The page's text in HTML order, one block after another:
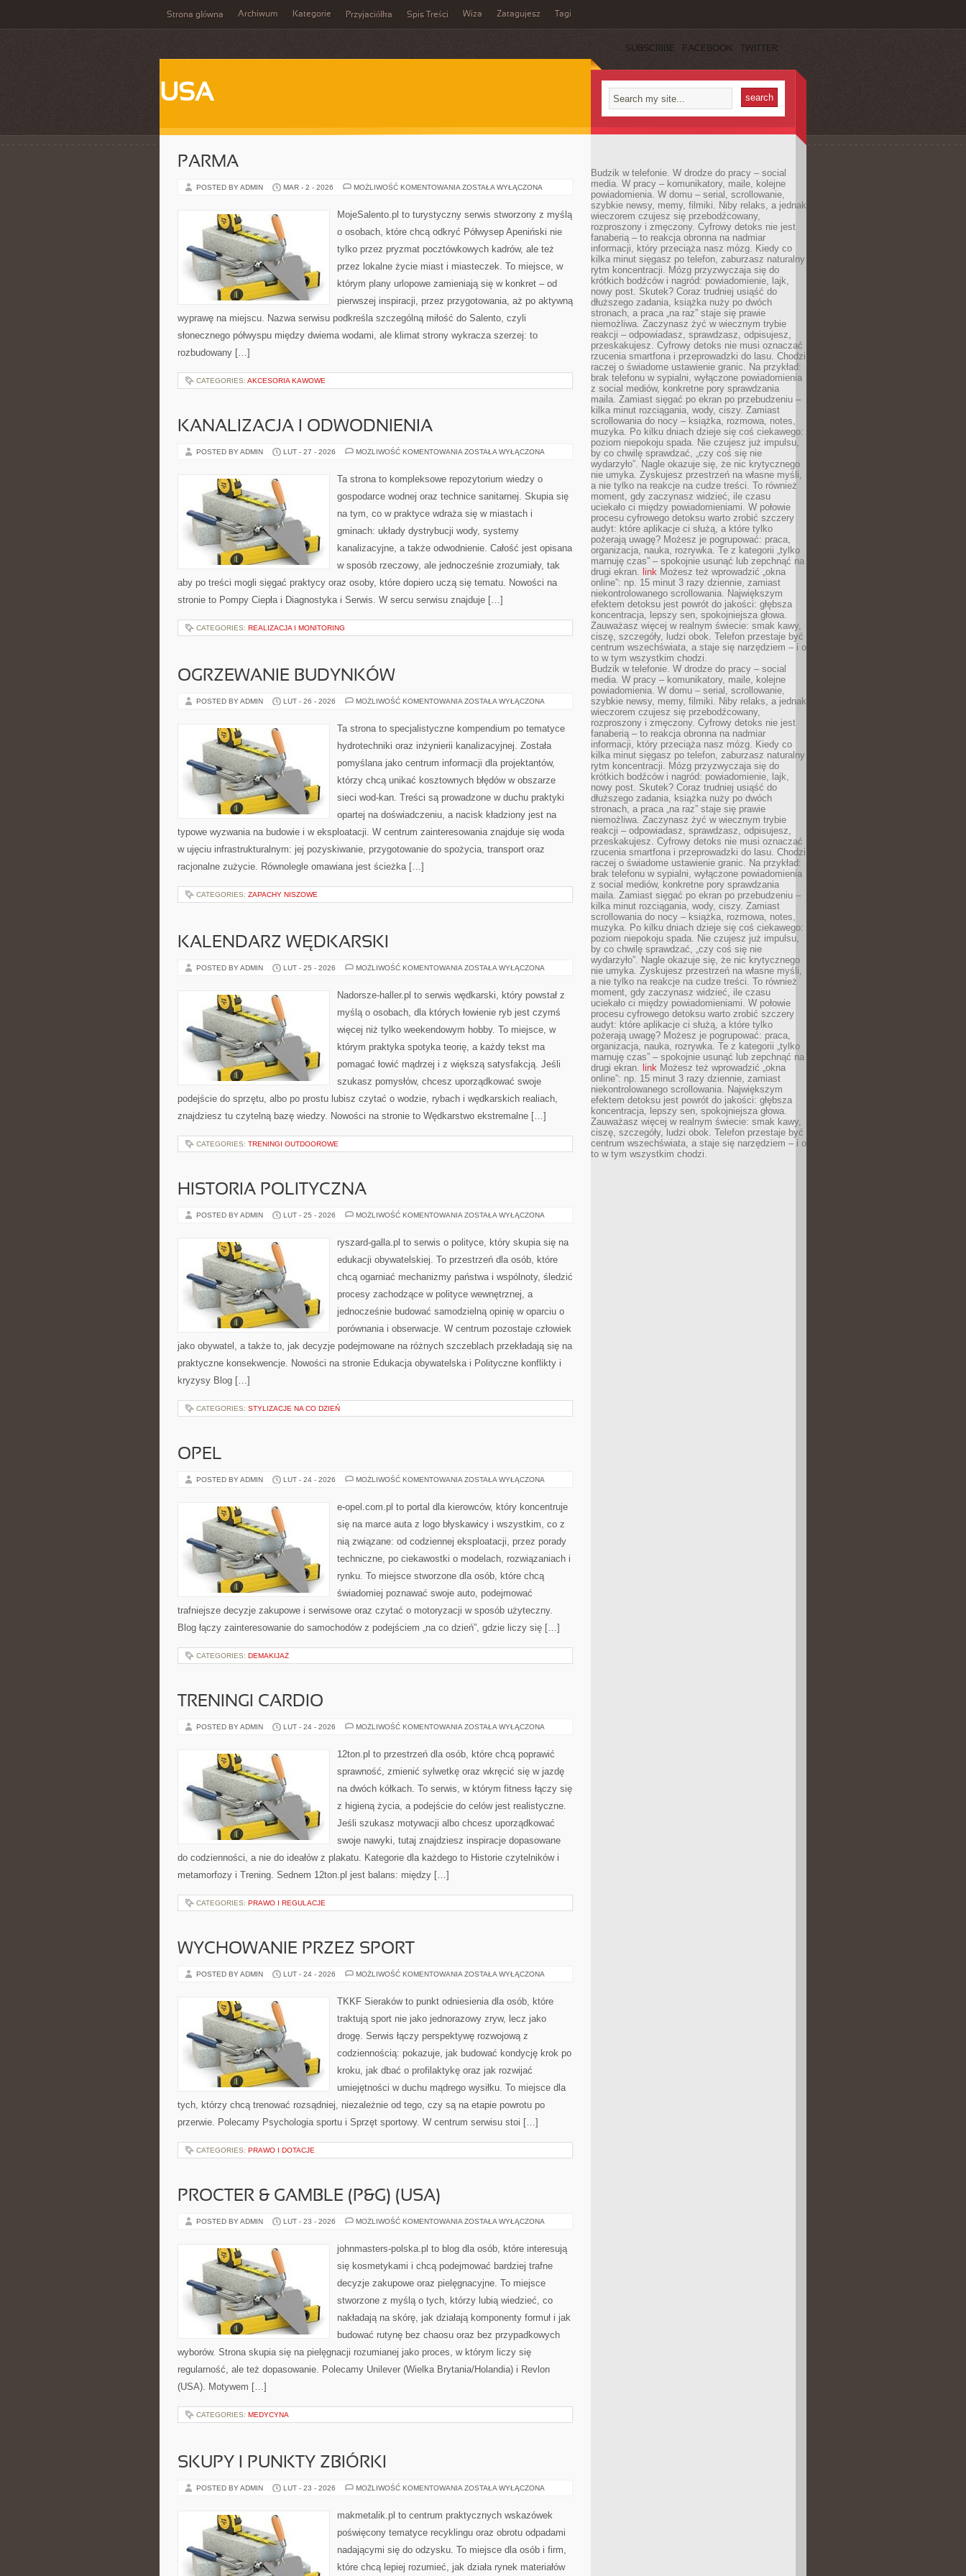
Strona główna Archiwum Kategorie Przyjaciółka Spis Treści Wiza Zatagujesz Tagi
SUBSCRIBE FACEBOOK TWITTER
USA
PARMA
POSTED BY ADMIN MAR - 2 - 2026 MOŻLIWOŚĆ KOMENTOWANIA PARMA
ZOSTAŁA WYŁĄCZONA
MojeSalento.pl to turystyczny serwis stworzony z myślą
o osobach, które chcą odkryć Półwysep Apeniński nie
tylko przez pryzmat pocztówkowych kadrów, ale też
przez lokalne życie miast i miasteczek. To miejsce, w
którym plany urlopowe zamieniają się w konkret – od
pierwszej inspiracji, przez przygotowania, aż po aktywną
wyprawę na miejscu. Nazwa serwisu podkreśla szczególną miłość do Salento, czyli
słonecznego półwyspu między dwiema wodami, ale klimat strony wykracza szerzej: to
rozbudowany […]
CATEGORIES: AKCESORIA KAWOWE
KANALIZACJA I ODWODNIENIA
POSTED BY ADMIN LUT - 27 - 2026 MOŻLIWOŚĆ KOMENTOWANIA KANALIZACJA
ZOSTAŁA WYŁĄCZONA
Ta strona to kompleksowe repozytorium wiedzy o
gospodarce wodnej oraz technice sanitarnej. Skupia się
na tym, co w praktyce wdraża się w miastach i
gminach: układy dystrybucji wody, systemy
kanalizacyjne, a także odwodnienie. Całość jest opisana
w sposób rzeczowy, ale jednocześnie zrozumiały, tak
aby po treści mogli sięgać praktycy oraz osoby, które dopiero uczą się tematu. Nowości na
stronie to Pompy Ciepła i Diagnostyka i Serwis. W sercu serwisu znajduje […]
CATEGORIES: REALIZACJA I MONITORING
OGRZEWANIE BUDYNKÓW
POSTED BY ADMIN LUT - 26 - 2026 MOŻLIWOŚĆ KOMENTOWANIA OGRZEWANIE
ZOSTAŁA WYŁĄCZONA
Ta strona to specjalistyczne kompendium po tematyce
hydrotechniki oraz inżynierii kanalizacyjnej. Została
pomyślana jako centrum informacji dla projektantów,
którzy chcą unikać kosztownych błędów w obszarze
sieci wod-kan. Treści są prowadzone w duchu praktyki
opartej na doświadczeniu, a nacisk kładziony jest na
typowe wyzwania na budowie i w eksploatacji. W centrum zainteresowania znajduje się woda
w ujęciu infrastrukturalnym: jej pozyskiwanie, przygotowanie do spożycia, transport oraz
racjonalne zużycie. Równolegle omawiana jest ścieżka […]
CATEGORIES: ZAPACHY NISZOWE
KALENDARZ WĘDKARSKI
POSTED BY ADMIN LUT - 25 - 2026 MOŻLIWOŚĆ KOMENTOWANIA KALENDARZ
ZOSTAŁA WYŁĄCZONA
Nadorsze-haller.pl to serwis wędkarski, który powstał z
myślą o osobach, dla których łowienie ryb jest czymś
więcej niż tylko weekendowym hobby. To miejsce, w
którym praktyka spotyka teorię, a każdy tekst ma
pomagać łowić mądrzej i z większą satysfakcją. Jeśli
szukasz pomysłów, chcesz uporządkować swoje
podejście do sprzętu, albo po prostu lubisz czytać o wodzie, rybach i wędkarskich realiach,
znajdziesz tu czytelną bazę wiedzy. Nowości na stronie to Wędkarstwo ekstremalne […]
CATEGORIES: TRENINGI OUTDOOROWE
HISTORIA POLITYCZNA
POSTED BY ADMIN LUT - 25 - 2026 MOŻLIWOŚĆ KOMENTOWANIA HISTORIA
ZOSTAŁA WYŁĄCZONA
ryszard-galla.pl to serwis o polityce, który skupia się na
edukacji obywatelskiej. To przestrzeń dla osób, które
chcą ogarniać mechanizmy państwa i wspólnoty, śledzić
procesy zachodzące w polityce wewnętrznej, a
jednocześnie budować samodzielną opinię w oparciu o
porównania i obserwacje. W centrum pozostaje człowiek
jako obywatel, a także to, jak decyzje podejmowane na różnych szczeblach przekładają się na
praktyczne konsekwencje. Nowości na stronie Edukacja obywatelska i Polityczne konflikty i
kryzysy Blog […]
CATEGORIES: STYLIZACJE NA CO DZIEŃ
OPEL
POSTED BY ADMIN LUT - 24 - 2026 MOŻLIWOŚĆ KOMENTOWANIA OPEL
ZOSTAŁA WYŁĄCZONA
e-opel.com.pl to portal dla kierowców, który koncentruje
się na marce auta z logo błyskawicy i wszystkim, co z
nią związane: od codziennej eksploatacji, przez porady
techniczne, po ciekawostki o modelach, rozwiązaniach i
rynku. To miejsce stworzone dla osób, które chcą
świadomiej poznawać swoje auto, podejmować
trafniejsze decyzje zakupowe i serwisowe oraz czytać o motoryzacji w sposób użyteczny.
Blog łączy zainteresowanie do samochodów z podejściem „na co dzień”, gdzie liczy się […]
CATEGORIES: DEMAKIJAŻ
TRENINGI CARDIO
POSTED BY ADMIN LUT - 24 - 2026 MOŻLIWOŚĆ KOMENTOWANIA TRENINGI
ZOSTAŁA WYŁĄCZONA
12ton.pl to przestrzeń dla osób, które chcą poprawić
sprawność, zmienić sylwetkę oraz wkręcić się w jazdę
na dwóch kółkach. To serwis, w którym fitness łączy się
z higieną życia, a podejście do celów jest realistyczne.
Jeśli szukasz motywacji albo chcesz uporządkować
swoje nawyki, tutaj znajdziesz inspiracje dopasowane
do codzienności, a nie do ideałów z plakatu. Kategorie dla każdego to Historie czytelników i
metamorfozy i Trening. Sednem 12ton.pl jest balans: między […]
CATEGORIES: PRAWO I REGULACJE
WYCHOWANIE PRZEZ SPORT
POSTED BY ADMIN LUT - 24 - 2026 MOŻLIWOŚĆ KOMENTOWANIA WYCHOWANIE
ZOSTAŁA WYŁĄCZONA
TKKF Sieraków to punkt odniesienia dla osób, które
traktują sport nie jako jednorazowy zryw, lecz jako
drogę. Serwis łączy perspektywę rozwojową z
codziennością: pokazuje, jak budować kondycję krok po
kroku, jak dbać o profilaktykę oraz jak rozwijać
umiejętności w duchu mądrego wysiłku. To miejsce dla
tych, którzy chcą trenować rozsądniej, niezależnie od tego, czy są na etapie powrotu po
przerwie. Polecamy Psychologia sportu i Sprzęt sportowy. W centrum serwisu stoi […]
CATEGORIES: PRAWO I DOTACJE
PROCTER & GAMBLE (P&G) (USA)
POSTED BY ADMIN LUT - 23 - 2026 MOŻLIWOŚĆ KOMENTOWANIA PROCTER
(P&G)
(USA)
ZOSTAŁA WYŁĄCZONA
johnmasters-polska.pl to blog dla osób, które interesują
się kosmetykami i chcą podejmować bardziej trafne
decyzje zakupowe oraz pielęgnacyjne. To miejsce
stworzone z myślą o tych, którzy lubią wiedzieć, co
nakładają na skórę, jak działają komponenty formuł i jak
budować rutynę bez chaosu oraz bez przypadkowych
wyborów. Strona skupia się na pielęgnacji rozumianej jako proces, w którym liczy się
regularność, ale też dopasowanie. Polecamy Unilever (Wielka Brytania/Holandia) i Revlon
(USA). Motywem […]
CATEGORIES: MEDYCYNA
SKUPY I PUNKTY ZBIÓRKI
POSTED BY ADMIN LUT - 23 - 2026 MOŻLIWOŚĆ KOMENTOWANIA SKUPY
ZBIÓRKI
ZOSTAŁA WYŁĄCZONA
makmetalik.pl to centrum praktycznych wskazówek
poświęcony tematyce recyklingu oraz obrotu odpadami
nadającymi się do odzysku. To miejsce dla osób i firm,
które chcą lepiej rozumieć, jak działa rynek materiałów
Budzik w telefonie. W drodze do pracy – social
media. W pracy – komunikatory, maile, kolejne
powiadomienia. W domu – serial, scrollowanie,
szybkie newsy, memy, filmiki. Niby relaks, a jednak
wieczorem czujesz się przebodźcowany,
rozproszony i zmęczony. Cyfrowy detoks nie jest
fanaberią – to reakcja obronna na nadmiar
informacji, który przeciąża nasz mózg. Kiedy co
kilka minut sięgasz po telefon, zaburzasz naturalny
rytm koncentracji. Mózg przyzwyczaja się do
krótkich bodźców i nagród: powiadomienie, lajk,
nowy post. Skutek? Coraz trudniej usiąść do
dłuższego zadania, książka nuży po dwóch
stronach, a praca „na raz” staje się prawie
niemożliwa. Zaczynasz żyć w wiecznym trybie
reakcji – odpowiadasz, sprawdzasz, odpisujesz,
przeskakujesz. Cyfrowy detoks nie musi oznaczać
rzucenia smartfona i przeprowadzki do lasu. Chodzi
raczej o świadome ustawienie granic. Na przykład:
brak telefonu w sypialni, wyłączone powiadomienia
z social mediów, konkretne pory sprawdzania
maila. Zamiast sięgać po ekran po przebudzeniu –
kilka minut rozciągania, wody, ciszy. Zamiast
scrollowania do nocy – książka, rozmowa, notes,
muzyka. Po kilku dniach dzieje się coś ciekawego:
poziom niepokoju spada. Nie czujesz już impulsu,
by co chwilę sprawdzać, „czy coś się nie
wydarzyło”. Nagle okazuje się, że nic krytycznego
nie umyka. Zyskujesz przestrzeń na własne myśli,
a nie tylko na reakcje na cudze treści. To również
moment, gdy zaczynasz widzieć, ile czasu
uciekało ci między powiadomieniami. W połowie
procesu cyfrowego detoksu warto zrobić szczery
audyt: które aplikacje ci służą, a które tylko
pożerają uwagę? Możesz je pogrupować: praca,
organizacja, nauka, rozrywka. Te z kategorii „tylko
marnuję czas” – spokojnie usunąć lub zepchnąć na
drugi ekran. link Możesz też wprowadzić „okna
online”: np. 15 minut 3 razy dziennie, zamiast
niekontrolowanego scrollowania. Największym
efektem detoksu jest powrót do jakości: głębsza
koncentracja, lepszy sen, spokojniejsza głowa.
Zauważasz więcej w realnym świecie: smak kawy,
ciszę, szczegóły, ludzi obok. Telefon przestaje być
centrum wszechświata, a staje się narzędziem – i o
to w tym wszystkim chodzi.
Budzik w telefonie. W drodze do pracy – social
media. W pracy – komunikatory, maile, kolejne
powiadomienia. W domu – serial, scrollowanie,
szybkie newsy, memy, filmiki. Niby relaks, a jednak
wieczorem czujesz się przebodźcowany,
rozproszony i zmęczony. Cyfrowy detoks nie jest
fanaberią – to reakcja obronna na nadmiar
informacji, który przeciąża nasz mózg. Kiedy co
kilka minut sięgasz po telefon, zaburzasz naturalny
rytm koncentracji. Mózg przyzwyczaja się do
krótkich bodźców i nagród: powiadomienie, lajk,
nowy post. Skutek? Coraz trudniej usiąść do
dłuższego zadania, książka nuży po dwóch
stronach, a praca „na raz” staje się prawie
niemożliwa. Zaczynasz żyć w wiecznym trybie
reakcji – odpowiadasz, sprawdzasz, odpisujesz,
przeskakujesz. Cyfrowy detoks nie musi oznaczać
rzucenia smartfona i przeprowadzki do lasu. Chodzi
raczej o świadome ustawienie granic. Na przykład:
brak telefonu w sypialni, wyłączone powiadomienia
z social mediów, konkretne pory sprawdzania
maila. Zamiast sięgać po ekran po przebudzeniu –
kilka minut rozciągania, wody, ciszy. Zamiast
scrollowania do nocy – książka, rozmowa, notes,
muzyka. Po kilku dniach dzieje się coś ciekawego:
poziom niepokoju spada. Nie czujesz już impulsu,
by co chwilę sprawdzać, „czy coś się nie
wydarzyło”. Nagle okazuje się, że nic krytycznego
nie umyka. Zyskujesz przestrzeń na własne myśli,
a nie tylko na reakcje na cudze treści. To również
moment, gdy zaczynasz widzieć, ile czasu
uciekało ci między powiadomieniami. W połowie
procesu cyfrowego detoksu warto zrobić szczery
audyt: które aplikacje ci służą, a które tylko
pożerają uwagę? Możesz je pogrupować: praca,
organizacja, nauka, rozrywka. Te z kategorii „tylko
marnuję czas” – spokojnie usunąć lub zepchnąć na
drugi ekran. link Możesz też wprowadzić „okna
online”: np. 15 minut 3 razy dziennie, zamiast
niekontrolowanego scrollowania. Największym
efektem detoksu jest powrót do jakości: głębsza
koncentracja, lepszy sen, spokojniejsza głowa.
Zauważasz więcej w realnym świecie: smak kawy,
ciszę, szczegóły, ludzi obok. Telefon przestaje być
centrum wszechświata, a staje się narzędziem – i o
to w tym wszystkim chodzi.